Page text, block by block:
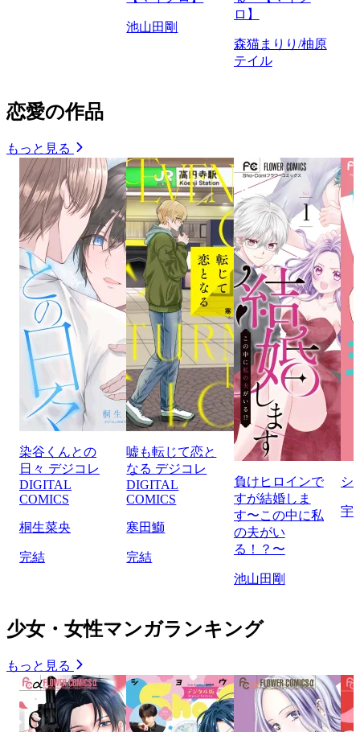
池山田剛
ロ】
森猫まりり/柚原
テイル
恋愛の作品
もっと見る
染谷くんとの
日々 デジコレ
DIGITAL
COMICS
桐生菜央
完結
嘘も転じて恋と
なる デジコレ
DIGITAL
COMICS
寒田鰤
完結
負けヒロインで
すが結婚しま
す〜この中に私
の夫がい
る！？〜
池山田剛
シ
宇
少女・女性マンガランキング
もっと見る